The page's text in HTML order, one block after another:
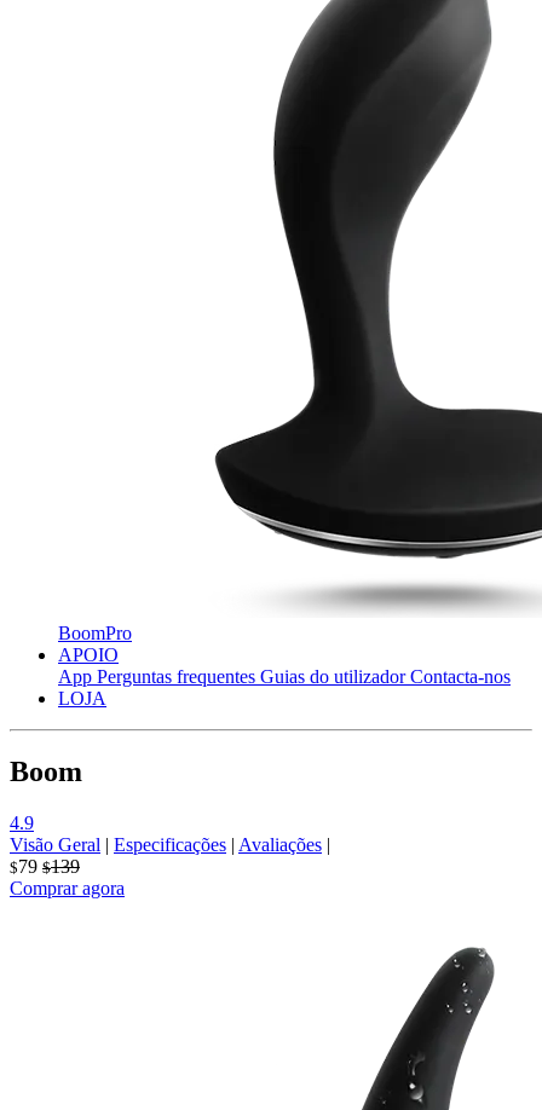
BoomPro
APOIO
App Perguntas frequentes Guias do utilizador Contacta-nos
LOJA
Boom
4.9
Visão Geral | Especificações | Avaliações |
$79 $139
Comprar agora